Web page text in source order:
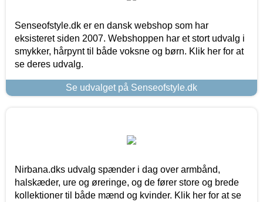
Senseofstyle.dk er en dansk webshop som har
eksisteret siden 2007. Webshoppen har et stort udvalg i
smykker, hårpynt til både voksne og børn. Klik her for at
se deres udvalg.
Se udvalget på Senseofstyle.dk
Nirbana.dks udvalg spænder i dag over armbånd,
halskæder, ure og øreringe, og de fører store og brede
kollektioner til både mænd og kvinder. Klik her for at se